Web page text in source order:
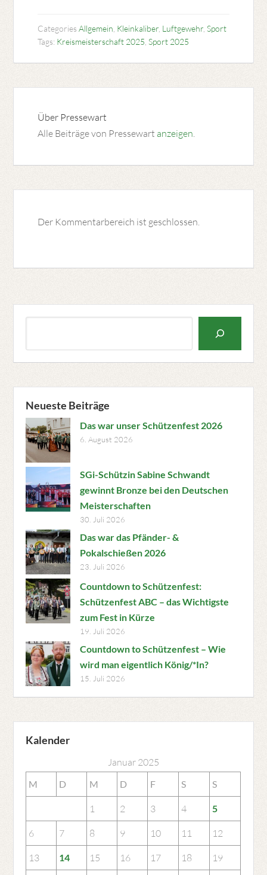
CategoriesAllgemein Kleinkaliber Luftgewehr ,Sport
Tags: Kreismeisterschaft 2025 ,Sport 2025
Über Pressewart
Alle Beiträge von Pressewart anzeigen
Der Kommentarbereich ist geschlossen.
Neueste Beiträge
Das war unser Schützenfest 2026
6. August 2026
SGi-Schützin Sabine Schwandt
gewinnt Bronze bei den Deutschen
Meisterschaften
30. Juli 2026
Das war das Pfänder- &
Pokalschießen 2026
23. Juli 2026
Countdown to Schützenfest:
Schützenfest ABC – das Wichtigste
zum Fest in Kürze
19. Juli 2026
Countdown to Schützenfest – Wie
wird man eigentlich König/*In?
15. Juli 2026
Kalender
Januar 2025
M D M D F S S
1 2 3 4 5
6 7 8 9 10 11 12
13 14 15 16 17 18 19